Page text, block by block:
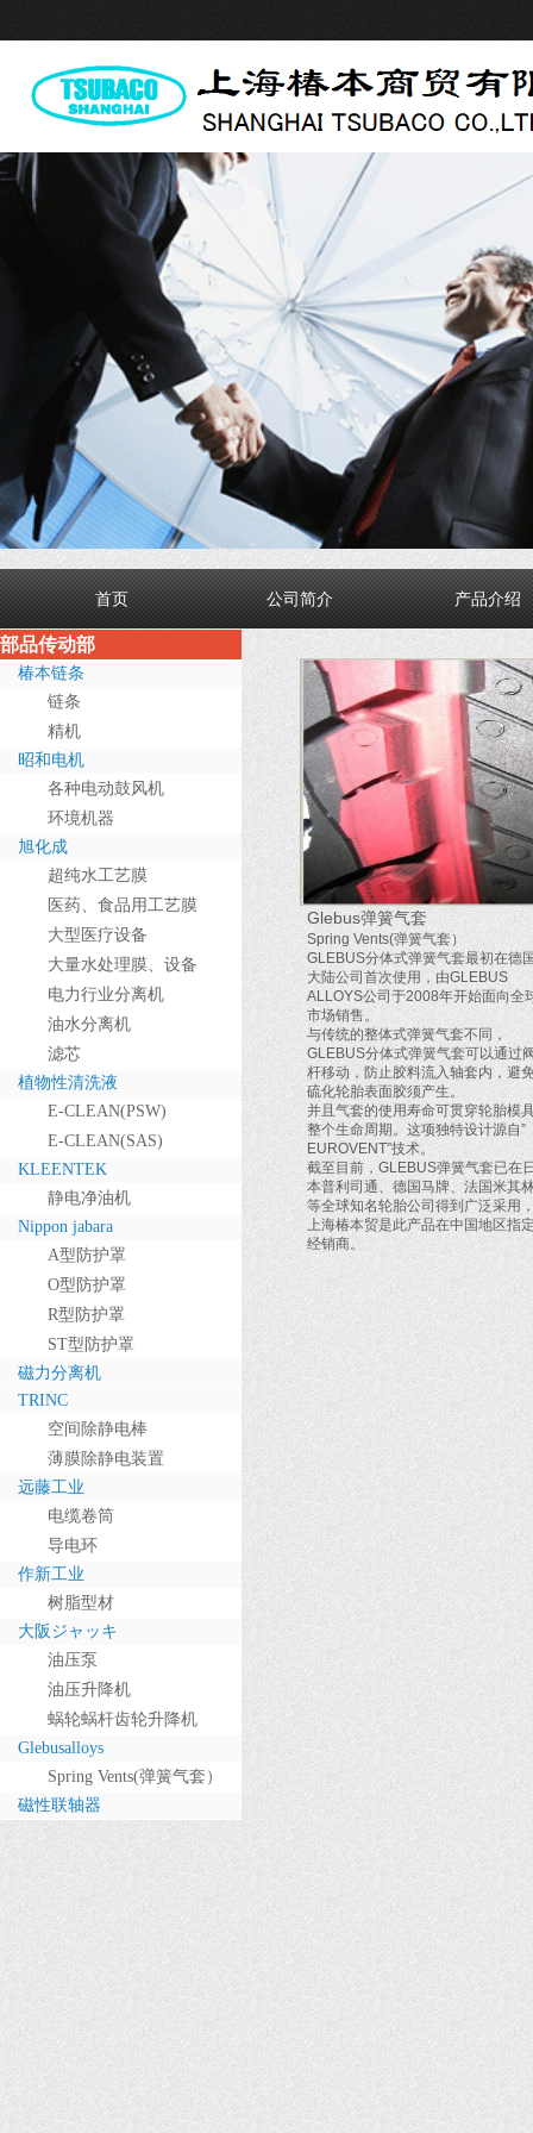
首页 公司简介 产品介绍
部品传动部
椿本链条
链条
精机
昭和电机
各种电动鼓风机
环境机器
旭化成
超纯水工艺膜
医药、食品用工艺膜
大型医疗设备
大量水处理膜、设备
电力行业分离机
油水分离机
滤芯
植物性清洗液
E-CLEAN(PSW)
E-CLEAN(SAS)
KLEENTEK
静电净油机
Nippon jabara
A型防护罩
O型防护罩
R型防护罩
ST型防护罩
磁力分离机
TRINC
空间除静电棒
薄膜除静电装置
远藤工业
电缆卷筒
导电环
作新工业
树脂型材
大阪ジャッキ
油压泵
油压升降机
蜗轮蜗杆齿轮升降机
Glebusalloys
Spring Vents(弹簧气套）
磁性联轴器
Glebus弹簧气套
Spring Vents(弹簧气套）
GLEBUS分体式弹簧气套最初在德
大陆公司首次使用，由GLEBUS
ALLOYS公司于2008年开始面向全
市场销售。
与传统的整体式弹簧气套不同，
GLEBUS分体式弹簧气套可以通过
杆移动，防止胶料流入轴套内，避
硫化轮胎表面胶须产生。
并且气套的使用寿命可贯穿轮胎模
整个生命周期。这项独特设计源自”
EUROVENT”技术。
截至目前，GLEBUS弹簧气套已在
本普利司通、德国马牌、法国米其
等全球知名轮胎公司得到广泛采用
上海椿本贸是此产品在中国地区指
经销商。